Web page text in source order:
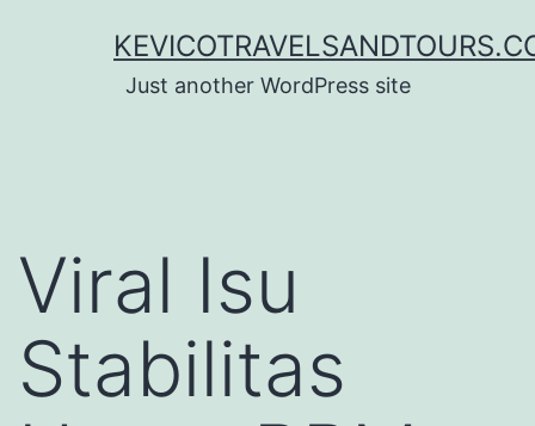
Just another WordPress site
Viral Isu
Stabilitas